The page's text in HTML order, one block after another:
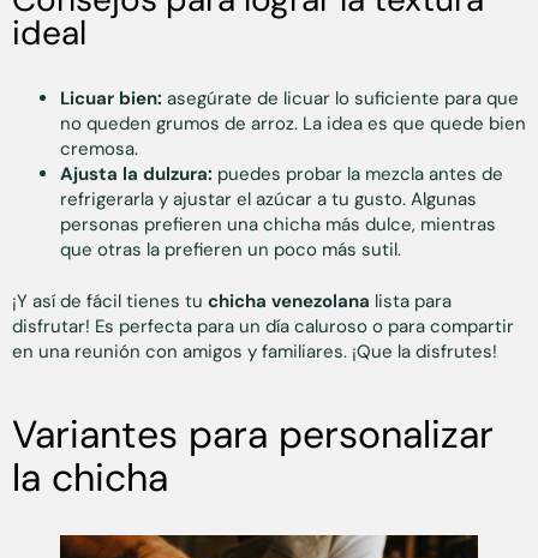
ideal
Licuar bien: asegúrate de licuar lo suficiente para que
no queden grumos de arroz. La idea es que quede bien
cremosa.
Ajusta la dulzura: puedes probar la mezcla antes de
refrigerarla y ajustar el azúcar a tu gusto. Algunas
personas prefieren una chicha más dulce, mientras
que otras la prefieren un poco más sutil.
¡Y así de fácil tienes tu chicha venezolana lista para
disfrutar! Es perfecta para un día caluroso o para compartir
en una reunión con amigos y familiares. ¡Que la disfrutes!
Variantes para personalizar
la chicha